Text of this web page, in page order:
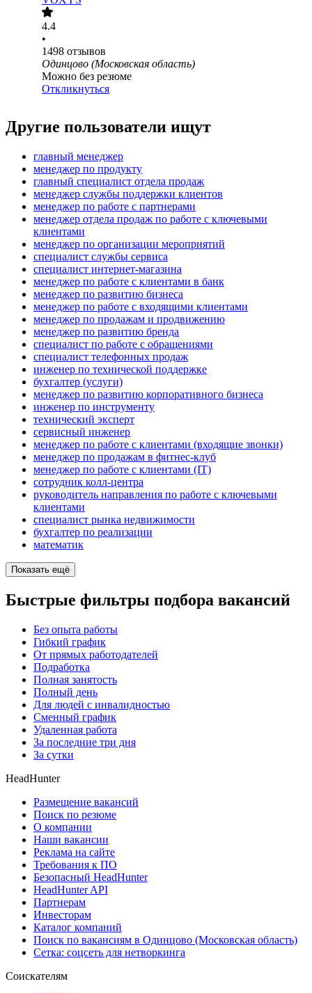
4.4
•
1498 отзывов
Одинцово (Московская область)
Можно без резюме
Откликнуться
Другие пользователи ищут
главный менеджер
менеджер по продукту
главный специалист отдела продаж
менеджер службы поддержки клиентов
менеджер по работе с партнерами
менеджер отдела продаж по работе с ключевыми
клиентами
менеджер по организации мероприятий
специалист службы сервиса
специалист интернет-магазина
менеджер по работе с клиентами в банк
менеджер по развитию бизнеса
менеджер по работе с входящими клиентами
менеджер по продажам и продвижению
менеджер по развитию бренда
специалист по работе с обращениями
специалист телефонных продаж
инженер по технической поддержке
бухгалтер (услуги)
менеджер по развитию корпоративного бизнеса
инженер по инструменту
технический эксперт
сервисный инженер
менеджер по работе с клиентами (входящие звонки)
менеджер по продажам в фитнес-клуб
менеджер по работе с клиентами (IT)
сотрудник колл-центра
руководитель направления по работе с ключевыми
клиентами
специалист рынка недвижимости
бухгалтер по реализации
математик
Показать ещё
Быстрые фильтры подбора вакансий
Без опыта работы
Гибкий график
От прямых работодателей
Подработка
Полная занятость
Полный день
Для людей с инвалидностью
Сменный график
Удаленная работа
За последние три дня
За сутки
HeadHunter
Размещение вакансий
Поиск по резюме
О компании
Наши вакансии
Реклама на сайте
Требования к ПО
Безопасный HeadHunter
HeadHunter API
Партнерам
Инвесторам
Каталог компаний
Поиск по вакансиям в Одинцово (Московская область)
Сетка: соцсеть для нетворкинга
Соискателям